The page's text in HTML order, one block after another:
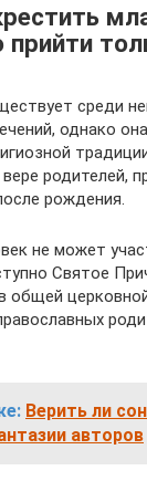
среди
однако
родителей,
рождения.
не может
Святое
общей
Верить ли
авторов